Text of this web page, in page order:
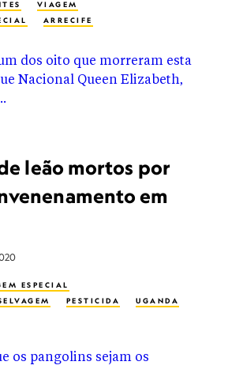
VIAGEM
ARRECIFE
leão mortos por
em
ESPECIAL
PESTICIDA
UGANDA